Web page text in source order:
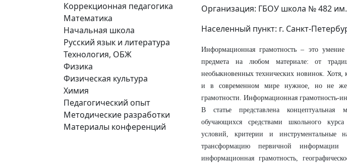
Коррекционная педагогика
Математика
Начальная школа
Русский язык и литература
Технология, ОБЖ
Физика
Физическая культура
Химия
Педагогический опыт
Методические разработки
Материалы конференций
Организация: ГБОУ школа № 482
Населенный пункт: г. Санкт-
Информационная грамотность – это
предмета на любом материале: от
необыкновенных технических новинок. Хотя,
и в современном мире нужное, но не
грамотности. Информационная грамотность-
В статье представлена концептуальная
обучающихся средствами школьного
условий, критерии и инструментальные
трансформацию первичной
информационная грамотность,